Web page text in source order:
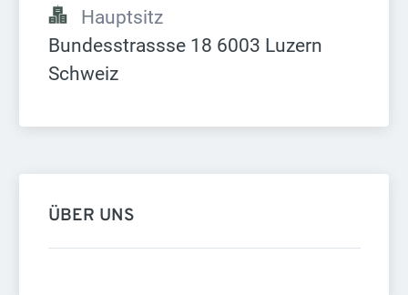
Hauptsitz
Bundesstrassse 18 6003 Luzern
Schweiz
ÜBER UNS